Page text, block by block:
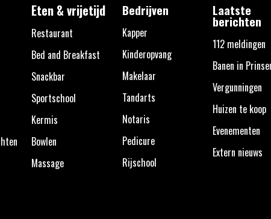
Eten & vrijetijd
Restaurant
Bed and Breakfast
Snackbar
Sportschool
Kermis
Bowlen
Massage
Bedrijven
Kapper
Kinderopvang
Makelaar
Tandarts
Notaris
Pedicure
Rijschool
Laatste
berichten
112 meldingen
Banen in
Vergunningen
Huizen te koop
Evenementen
Extern nieuws